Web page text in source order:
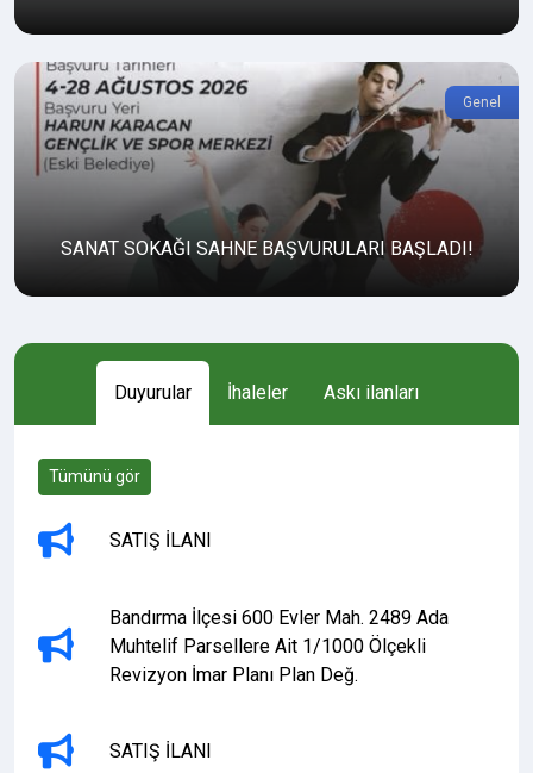
SANAT SOKAĞI SAHNE BAŞVURULARI BAŞLADI!
Genel
Duyurular İhaleler Askı ilanları
Tümünü gör
SATIŞ İLANI
Bandırma İlçesi 600 Evler Mah. 2489 Ada
Muhtelif Parsellere Ait 1/1000 Ölçekli
Revizyon İmar Planı Plan Değ.
SATIŞ İLANI